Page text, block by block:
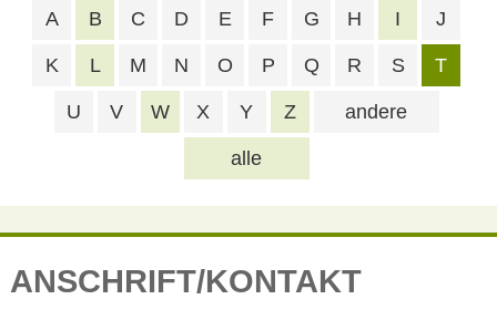
alle
A B C D E F G H I J
K L M N O P Q R S T
U V W X Y Z andere
ANSCHRIFT/KONTAKT